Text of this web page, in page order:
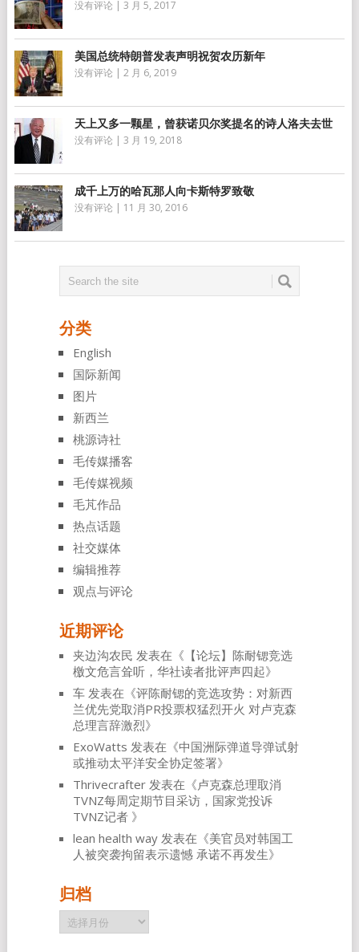
没有评论 | 3 月 5, 2017
美国总统特朗普发表声明祝贺农历新年
没有评论 | 2 月 6, 2019
天上又多一颗星，曾获诺贝尔奖提名的诗人洛夫去世
没有评论 | 3 月 19, 2018
成千上万的哈瓦那人向卡斯特罗致敬
没有评论 | 11 月 30, 2016
分类
English
国际新闻
图片
新西兰
桃源诗社
毛传媒播客
毛传媒视频
毛芃作品
热点话题
社交媒体
编辑推荐
观点与评论
近期评论
夹边沟农民 发表在《 【论坛】陈耐锶竞选
檄文危言耸听，华社读者批评声四起》
车发表在《评陈耐锶的竞选攻势：对新西
兰优先党取消PR投票权猛烈开火 对卢克森
总理言辞激烈》
ExoWatts 发表在《中国洲际弹道导弹试射
或推动太平洋安全协定签署》
Thrivecrafter发表在《卢克森总理取消
TVNZ每周定期节目采访，国家党投诉
TVNZ记者 》
lean health way发表在《美官员对韩国工
人被突袭拘留表示遗憾 承诺不再发生》
归档
归
档